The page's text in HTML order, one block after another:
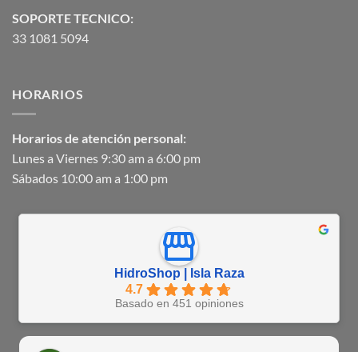
SOPORTE TECNICO:
33 1081 5094
HORARIOS
Horarios de atención personal:
Lunes a Viernes 9:30 am a 6:00 pm
Sábados 10:00 am a 1:00 pm
HidroShop | Isla Raza
4.7
Basado en 451 opiniones